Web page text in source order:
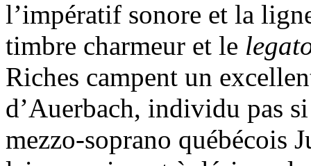
l’impératif sonore et la
timbre charmeur et le
Riches campent un
d’Auerbach, individu pas
mezzo-soprano québécois